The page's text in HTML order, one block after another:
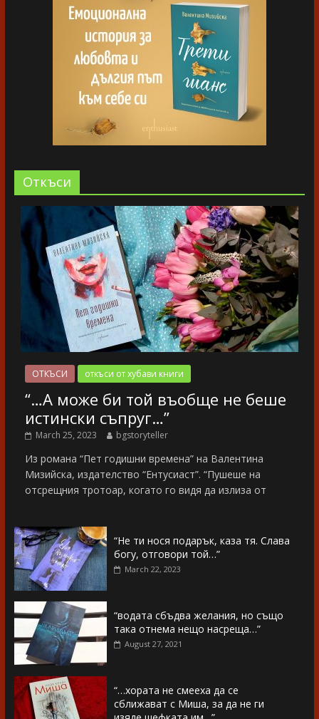
Oткъси
ОТКЪСИ откъси от хубави книги
“…А може би той въобще не беше
истински съпруг…”
March 25, 2023 bgstoryteller
Из романа “Пет годишни времена” на Валентина
Мизийска, издателство “Ентусиаст”. “Пушеше на
отсрещния тротоар, когато го видя да излиза от
“Не ти нося подарък, каза тя. Слава
богу, отговори той…”
March 22, 2023
“водата сбъдва желания, но също
така отнема нещо насреща…”
August 27, 2021
“…хората не смееха да се
сближават с Миша, за да не ги